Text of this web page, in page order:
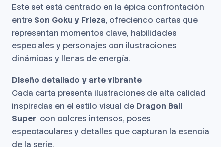
Este set está centrado en la épica confrontación
entre Son Goku y Frieza, ofreciendo cartas que
representan momentos clave, habilidades
especiales y personajes con ilustraciones
dinámicas y llenas de energía.
Diseño detallado y arte vibrante
Cada carta presenta ilustraciones de alta calidad
inspiradas en el estilo visual de Dragon Ball
Super, con colores intensos, poses
espectaculares y detalles que capturan la esencia
de la serie.